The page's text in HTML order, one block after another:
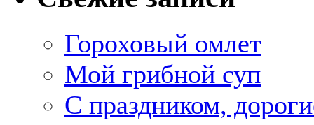
Гороховый омлет
Мой грибной суп
С праздником,